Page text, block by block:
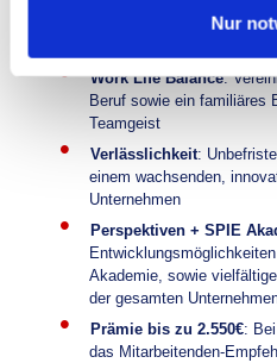
Nur
Betriebliche
Work Life Balance:
Beruf sowie ein familiäres
Teamgeist
Verlässlichkeit:
einem wachsenden,
Unternehmen
Perspektiven + SPIE
Akademie, sowie
der gesamten
Prämie bis zu 2.550€:
das Mitarbeitenden-